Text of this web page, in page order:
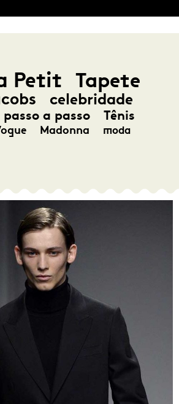
Petit Tapete
celebridade
passo a passo Tênis
Madonna
moda